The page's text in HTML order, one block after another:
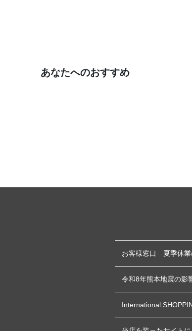
あなたへのおすすめ
お客様窓口 夏季休業
令和8年熊本地震の影
International